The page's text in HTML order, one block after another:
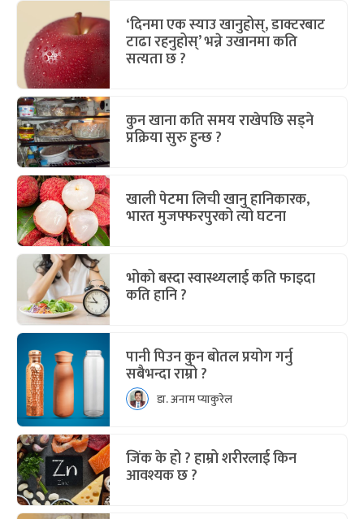
‘दिनमा एक स्याउ खानुहोस्, डाक्टरबाट
टाढा रहनुहोस्’ भन्ने उखानमा कति
सत्यता छ ?
कुन खाना कति समय राखेपछि सड्ने
प्रक्रिया सुरु हुन्छ ?
खाली पेटमा लिची खानु हानिकारक,
भारत मुजफ्फरपुरको त्यो घटना
भोको बस्दा स्वास्थ्यलाई कति फाइदा
कति हानि ?
पानी पिउन कुन बोतल प्रयोग गर्नु
सबैभन्दा राम्रो ?
डा. अनाम प्याकुरेल
जिंक के हो ? हाम्रो शरीरलाई किन
आवश्यक छ ?